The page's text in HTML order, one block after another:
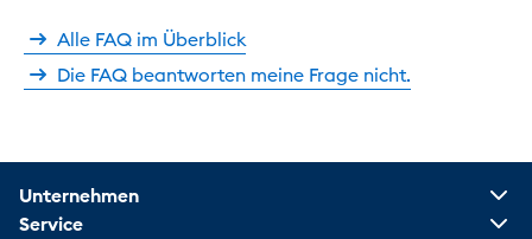
Alle FAQ im Überblick
Die FAQ beantworten meine Frage nicht.
Unternehmen
Service